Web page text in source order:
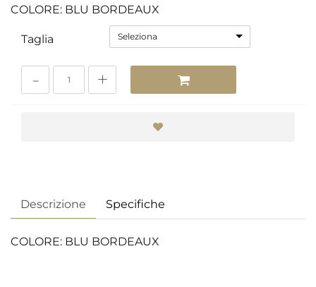
COLORE: BLU BORDEAUX
Taglia Seleziona
Descrizione Specifiche
COLORE: BLU BORDEAUX